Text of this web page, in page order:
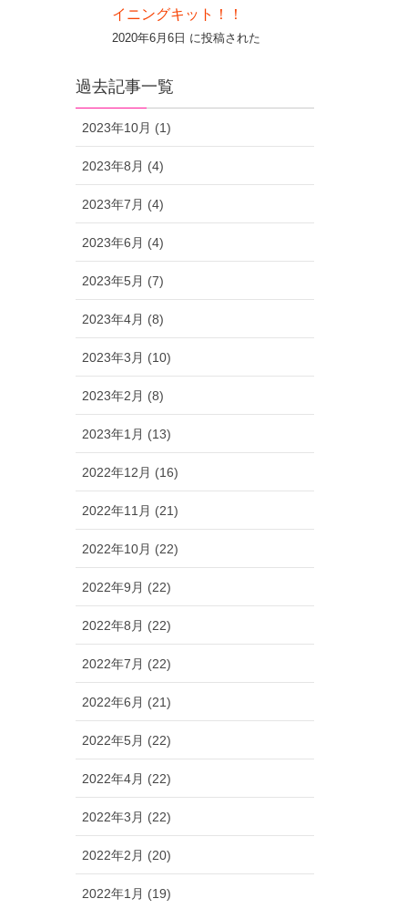
イニングキット！！
2020年6月6日 に投稿された
過去記事一覧
2023年10月 (1)
2023年8月 (4)
2023年7月 (4)
2023年6月 (4)
2023年5月 (7)
2023年4月 (8)
2023年3月 (10)
2023年2月 (8)
2023年1月 (13)
2022年12月 (16)
2022年11月 (21)
2022年10月 (22)
2022年9月 (22)
2022年8月 (22)
2022年7月 (22)
2022年6月 (21)
2022年5月 (22)
2022年4月 (22)
2022年3月 (22)
2022年2月 (20)
2022年1月 (19)